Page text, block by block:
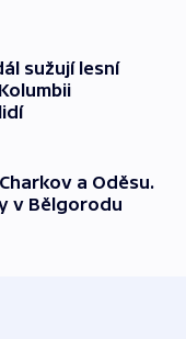
sužují lesní
a Oděsu.
v Bělgorodu